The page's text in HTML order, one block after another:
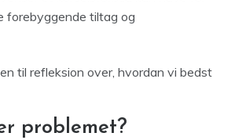
forebyggende tiltag og
til refleksion over, hvordan vi bedst
problemet?